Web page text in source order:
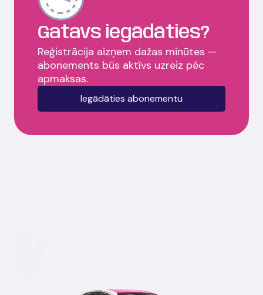
Gatavs iegādāties?
Reģistrācija aizņem dažas minūtes —
abonements būs aktīvs uzreiz pēc
apmaksas.
Iegādāties abonementu